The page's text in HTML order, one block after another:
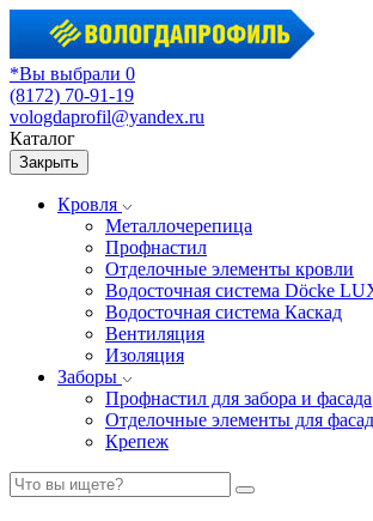
*Вы выбрали 0
(8172) 70-91-19
vologdaprofil@yandex.ru
Каталог
Закрыть
Кровля
Металлочерепица
Профнастил
Отделочные элементы кровли
Водосточная система Döcke
Водосточная система Каскад
Вентиляция
Изоляция
Заборы
Профнастил для забора и фасада
Отделочные элементы для
Крепеж